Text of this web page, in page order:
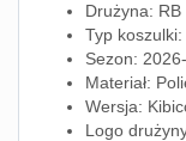
Drużyna: RB
Typ
Sezon:
Materiał:
Wersja:
Logo